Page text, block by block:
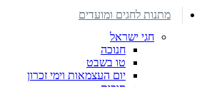
מתנות לחגים ומועדים
חגי ישראל
חנוכה
טו בשבט
יום העצמאות וימי זכרון